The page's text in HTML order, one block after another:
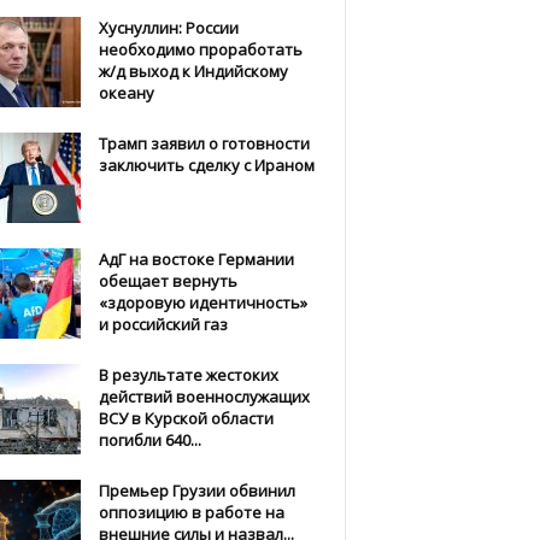
Хуснуллин: России
необходимо проработать
ж/д выход к Индийскому
океану
Трамп заявил о готовности
заключить сделку с Ираном
АдГ на востоке Германии
обещает вернуть
«здоровую идентичность»
и российский газ
В результате жестоких
действий военнослужащих
ВСУ в Курской области
погибли 640...
Премьер Грузии обвинил
оппозицию в работе на
внешние силы и назвал...